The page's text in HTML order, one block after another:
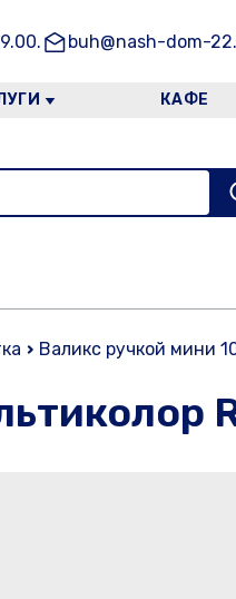
buh@nash-dom-
КАФЕ
Валикс ручкой мини